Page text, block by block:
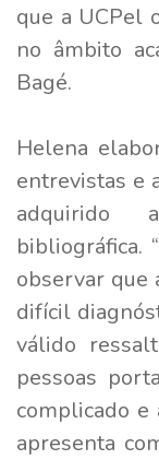
que a UCPel
no âmbito
Bagé.
Helena
entrevistas e
adquirido
bibliográfica.
observar que
difícil
válido
pessoas
complicado e
apresenta